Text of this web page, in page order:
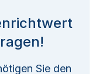
Sie den